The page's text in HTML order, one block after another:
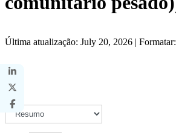
Última atualização: July 20, 2026 |